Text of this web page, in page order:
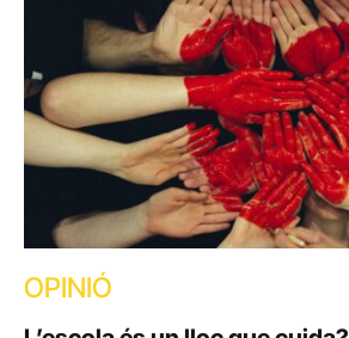
OPINIÓ